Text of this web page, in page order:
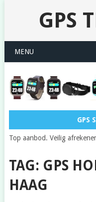
GPS
MENU
GPS
Top aanbod. Veilig
TAG: GPS
HAAG